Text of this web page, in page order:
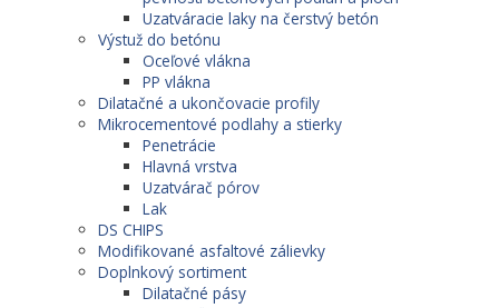
Uzatváracie laky na čerstvý betón
Výstuž do betónu
Oceľové vlákna
PP vlákna
Dilatačné a ukončovacie profily
Mikrocementové podlahy a stierky
Penetrácie
Hlavná vrstva
Uzatvárač pórov
Lak
DS CHIPS
Modifikované asfaltové zálievky
Doplnkový sortiment
Dilatačné pásy